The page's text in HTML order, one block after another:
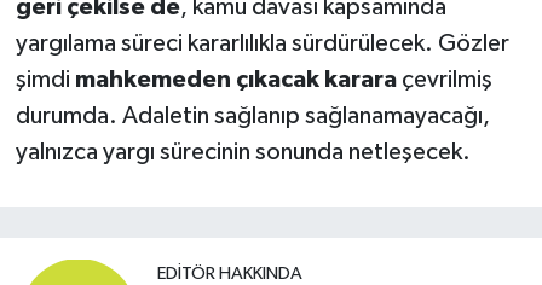
geri çekilse de, kamu davası kapsamında
yargılama süreci kararlılıkla sürdürülecek. Gözler
şimdi mahkemeden çıkacak kararaçevrilmiş
durumda. Adaletin sağlanıp sağlanamayacağı,
yalnızca yargı sürecinin sonunda netleşecek.
EDITÖR HAKKINDA